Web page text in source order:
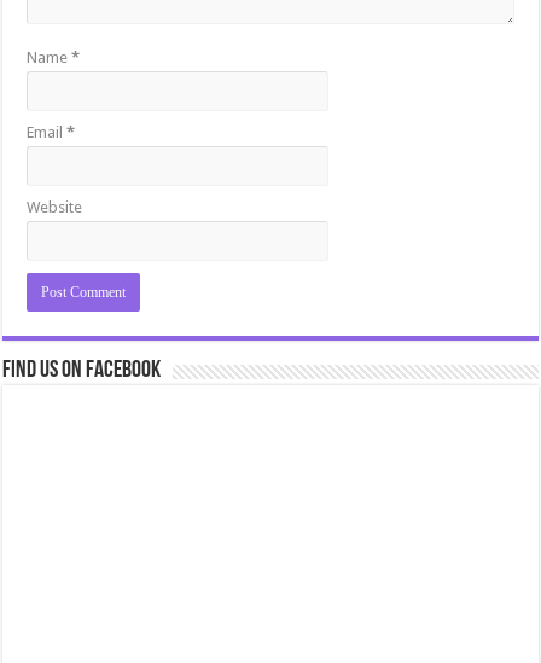
Name*
Email*
Website
Find us on Facebook